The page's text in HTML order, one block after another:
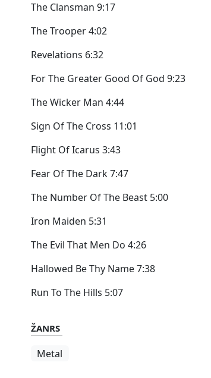
The Clansman 9:17
The Trooper 4:02
Revelations 6:32
For The Greater Good Of God 9:23
The Wicker Man 4:44
Sign Of The Cross 11:01
Flight Of Icarus 3:43
Fear Of The Dark 7:47
The Number Of The Beast 5:00
Iron Maiden 5:31
The Evil That Men Do 4:26
Hallowed Be Thy Name 7:38
Run To The Hills 5:07
ŽANRS
Metal